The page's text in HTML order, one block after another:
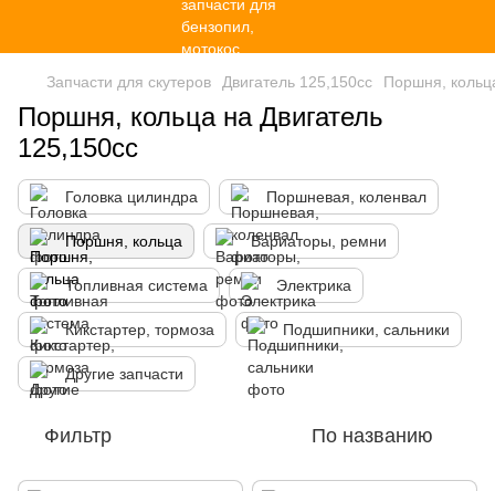
Запчасти для скутеров Двигатель 125,150сс Поршня,
Поршня, кольца на Двигатель
125,150сс
Головка цилиндра Поршневая, коленвал
Поршня, кольца Вариаторы, ремни
Топливная система Электрика
Кикстартер, тормоза Подшипники, сальники
Другие запчасти
Фильтр По названию